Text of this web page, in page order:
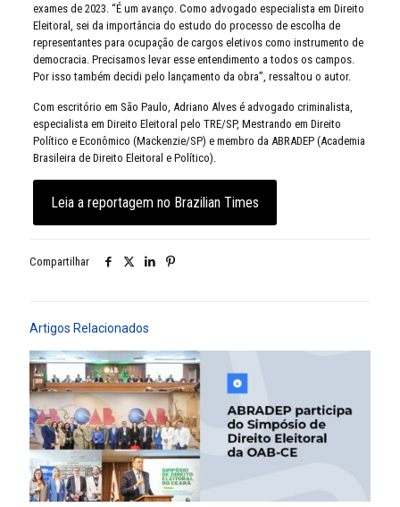
exames de 2023. “É um avanço. Como advogado especialista em Direito
Eleitoral, sei da importância do estudo do processo de escolha de
representantes para ocupação de cargos eletivos como instrumento de
democracia. Precisamos levar esse entendimento a todos os campos.
Por isso também decidi pelo lançamento da obra”, ressaltou o autor.
Com escritório em São Paulo, Adriano Alves é advogado criminalista,
especialista em Direito Eleitoral pelo TRE/SP, Mestrando em Direito
Político e Econômico (Mackenzie/SP) e membro da ABRADEP (Academia
Brasileira de Direito Eleitoral e Político).
Leia a reportagem no Brazilian Times
Compartilhar
Artigos Relacionados